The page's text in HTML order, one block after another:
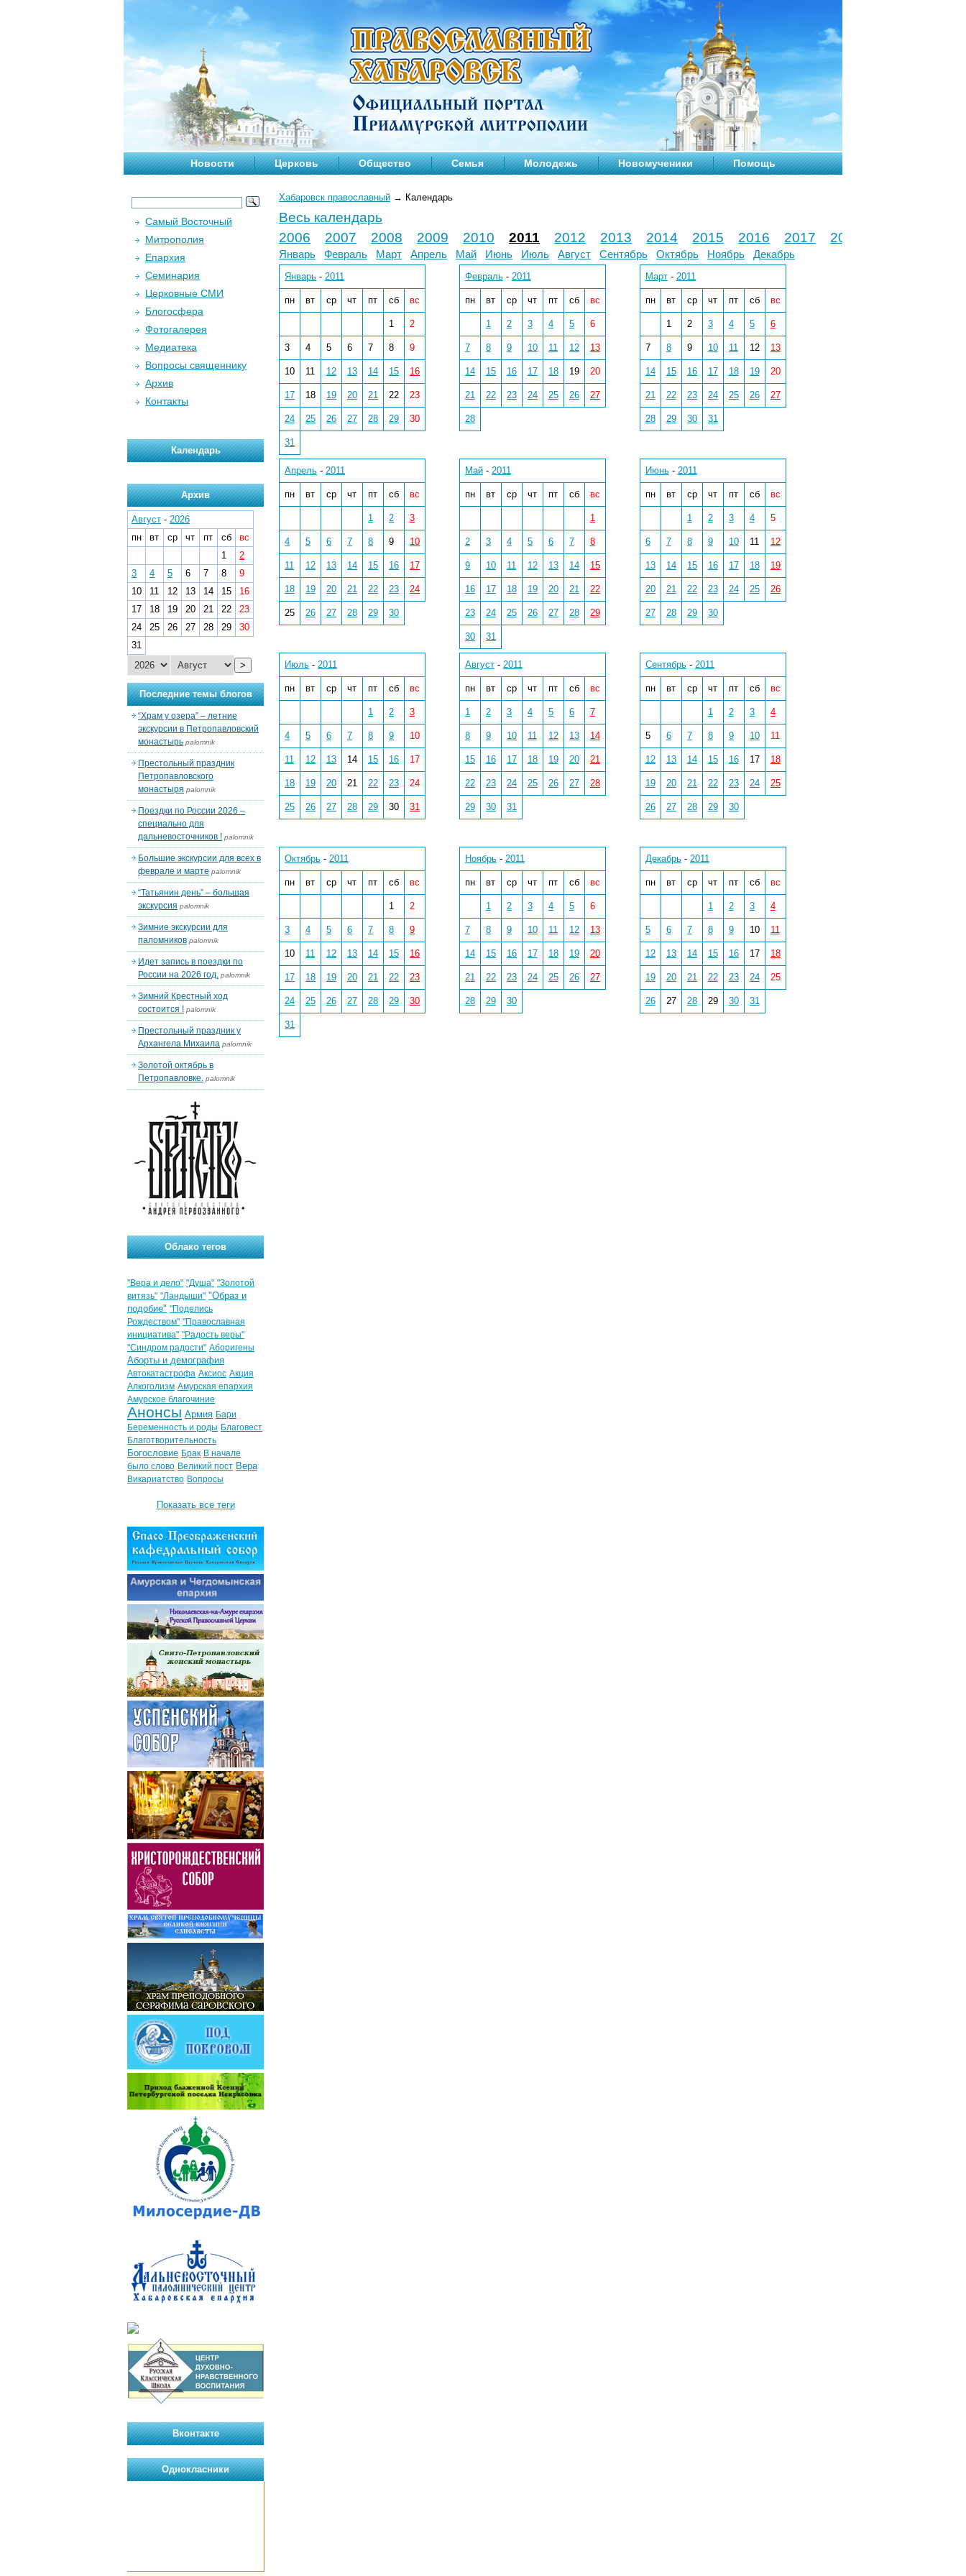
Новости Церковь Общество Семья Молодежь Новомученики Помощь
Хабаровск православный → Календарь
Весь календарь
2006
2007 2008 2009 2010 2011 2012 2013 2014 2015 2016 2017 2018
Январь Февраль Март Апрель Май Июнь Июль Август Сентябрь Октябрь Ноябрь Декабрь
Январь - 2011
пн вт ср чт пт сб вс
1 2
3 4 5 6 7 8 9
10 11 12 13 14 15 16
17 18 19 20 21 22 23
24 25 26 27 28 29 30
31
Февраль- 2011
пн вт ср чт пт сб вс
1 2 3 4 5 6
7 8 9 10 11 12 13
14 15 16 17 18 19 20
21 22 23 24 25 26 27
28
Март- 2011
пн вт ср чт пт сб вс
1 2 3 4 5 6
7 8 9 10 11 12 13
14 15 16 17 18 19 20
21 22 23 24 25 26 27
28 29 30 31
Апрель - 2011
пн вт ср чт пт сб вс
1 2 3
4 5 6 7 8 9 10
11 12 13 14 15 16 17
18 19 20 21 22 23 24
25 26 27 28 29 30
Май- 2011
пн вт ср чт пт сб вс
1
2 3 4 5 6 7 8
9 10 11 12 13 14 15
16 17 18 19 20 21 22
23 24 25 26 27 28 29
30 31
Июнь- 2011
пн вт ср чт пт сб вс
1 2 3 4 5
6 7 8 9 10 11 12
13 14 15 16 17 18 19
20 21 22 23 24 25 26
27 28 29 30
Июль - 2011
пн вт ср чт пт сб вс
1 2 3
4 5 6 7 8 9 10
11 12 13 14 15 16 17
18 19 20 21 22 23 24
25 26 27 28 29 30 31
Август- 2011
пн вт ср чт пт сб вс
1 2 3 4 5 6 7
8 9 10 11 12 13 14
15 16 17 18 19 20 21
22 23 24 25 26 27 28
29 30 31
Сентябрь- 2011
пн вт ср чт пт сб вс
1 2 3 4
5 6 7 8 9 10 11
12 13 14 15 16 17 18
19 20 21 22 23 24 25
26 27 28 29 30
Октябрь - 2011
пн вт ср чт пт сб вс
1 2
3 4 5 6 7 8 9
10 11 12 13 14 15 16
17 18 19 20 21 22 23
24 25 26 27 28 29 30
31
Ноябрь- 2011
пн вт ср чт пт сб вс
1 2 3 4 5 6
7 8 9 10 11 12 13
14 15 16 17 18 19 20
21 22 23 24 25 26 27
28 29 30
Декабрь- 2011
пн вт ср чт пт сб вс
1 2 3 4
5 6 7 8 9 10 11
12 13 14 15 16 17 18
19 20 21 22 23 24 25
26 27 28 29 30 31
Самый Восточный
Митрополия
Епархия
Семинария
Церковные СМИ
Блогосфера
Фотогалерея
Медиатека
Вопросы священнику
Архив
Контакты
Календарь
Архив
Август - 2026
пн
вт ср чт пт сб
вс
1
2
3
4 5 6 7 8
9
10
11 12 13 14 15
16
17
18 19 20 21 22
23
24
25 26 27 28 29
30
31
>
Последние темы блогов
“Храм у озера” – летние
экскурсии в Петропавловский
монастырь palomnik
Престольный праздник
Петропавловского
монастыря palomnik
Поездки по России 2026 –
специально для
дальневосточников ! palomnik
Большие экскурсии для всех в
феврале и марте palomnik
“Татьянин день” – большая
экскурсия palomnik
Зимние экскурсии для
паломников palomnik
Идет запись в поездки по
России на 2026 год. palomnik
Зимний Крестный ход
состоится ! palomnik
Престольный праздник у
Архангела Михаила palomnik
Золотой октябрь в
Петропавловке. palomnik
Облако тегов
"Вера и дело" "Душа" "Золотой
витязь" "Ландыши" "Образ и
подобие" "Поделись
Рождеством" "Православная
инициатива" "Радость веры"
"Синдром радости" Аборигены
Аборты и демография
Автокатастрофа Аксиос Акция
Алкоголизм Амурская епархия
Амурское благочиние
Анонсы Армия Бари
Беременность и роды Благовест
Благотворительность
Богословие Брак В начале
было слово Великий пост Вера
Викариатство Вопросы
Показать все теги
Вконтакте
Однокласники